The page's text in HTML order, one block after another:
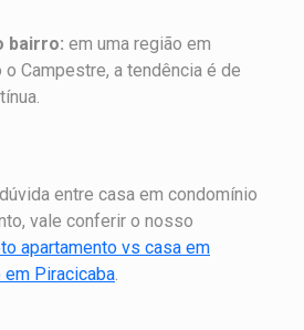
bairro: em uma região em
Campestre, a tendência é de
entre casa em condomínio
vale conferir o nosso
apartamento vs casa em
Piracicaba.